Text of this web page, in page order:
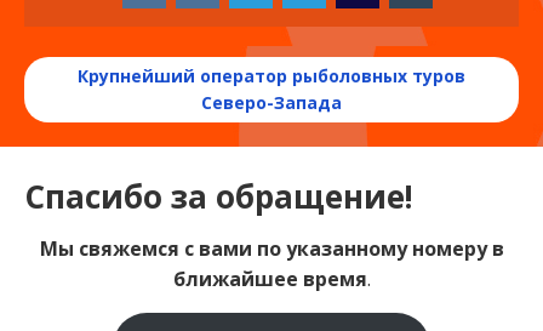
Крупнейший оператор рыболовных туров
Северо-Запада
Спасибо за обращение!
Мы свяжемся с вами по указанному номеру в
ближайшее время.